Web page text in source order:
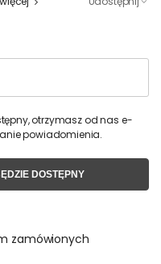
otrzymasz od nas e-
powiadomienia.
DOSTĘPNY
zamówionych